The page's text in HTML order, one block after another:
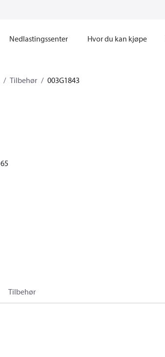
Nedlastingssenter Hvor du kan kjøpe
Tilbehør 003G1843
Tilbehør